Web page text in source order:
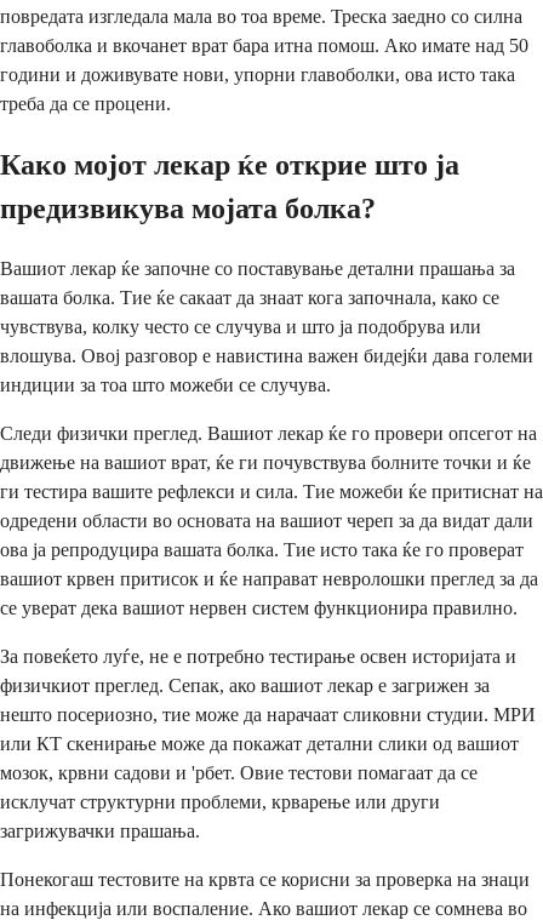
повредата изгледала мала во тоа време. Треска заедно со силна
главоболка и вкочанет врат бара итна помош. Ако имате над 50
години и доживувате нови, упорни главоболки, ова исто така
треба да се процени.
Како мојот лекар ќе открие што ја
предизвикува мојата болка?
Вашиот лекар ќе започне со поставување детални прашања за
вашата болка. Тие ќе сакаат да знаат кога започнала, како се
чувствува, колку често се случува и што ја подобрува или
влошува. Овој разговор е навистина важен бидејќи дава големи
индиции за тоа што можеби се случува.
Следи физички преглед. Вашиот лекар ќе го провери опсегот на
движење на вашиот врат, ќе ги почувствува болните точки и ќе
ги тестира вашите рефлекси и сила. Тие можеби ќе притиснат на
одредени области во основата на вашиот череп за да видат дали
ова ја репродуцира вашата болка. Тие исто така ќе го проверат
вашиот крвен притисок и ќе направат невролошки преглед за да
се уверат дека вашиот нервен систем функционира правилно.
За повеќето луѓе, не е потребно тестирање освен историјата и
физичкиот преглед. Сепак, ако вашиот лекар е загрижен за
нешто посериозно, тие може да нарачаат сликовни студии. МРИ
или КТ скенирање може да покажат детални слики од вашиот
мозок, крвни садови и 'рбет. Овие тестови помагаат да се
исклучат структурни проблеми, крварење или други
загрижувачки прашања.
Понекогаш тестовите на крвта се корисни за проверка на знаци
на инфекција или воспаление. Ако вашиот лекар се сомнева во